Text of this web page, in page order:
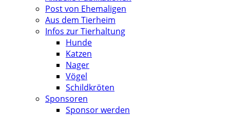
Post von Ehemaligen
Aus dem Tierheim
Infos zur Tierhaltung
Hunde
Katzen
Nager
Vögel
Schildkröten
Sponsoren
Sponsor werden